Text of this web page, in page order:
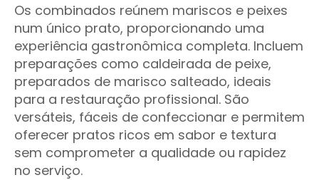
Os combinados reúnem mariscos e peixes
num único prato, proporcionando uma
experiência gastronômica completa. Incluem
preparações como caldeirada de peixe,
preparados de marisco salteado, ideais
para a restauração profissional. São
versáteis, fáceis de confeccionar e permitem
oferecer pratos ricos em sabor e textura
sem comprometer a qualidade ou rapidez
no serviço.